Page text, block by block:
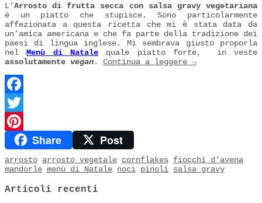
L’Arrosto di frutta secca con salsa gravy vegetariana
è un piatto che stupisce. Sono particolarmente
affezionata a questa ricetta che mi è stata data da
un’amica americana e che fa parte della tradizione dei
paesi di lingua inglese. Mi sembrava giusto proporla
nelMenù di Natale quale piatto forte, in veste
assolutamente vegan. Continua a leggere →
Facebook
Twitter
PinterestShare Post
arrosto arrosto vegetale cornflakes fiocchi d'avena
mandorle menù di Natale noci pinoli salsa gravy
Articoli recenti